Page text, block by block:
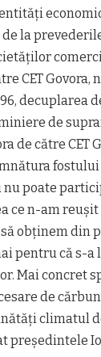
la prevederile
CET Govora,
decuplarea
de
de către CET
poate
ce n-am
obţinem din
pentru că s-
Mai concret
de
climatul
preşedintele